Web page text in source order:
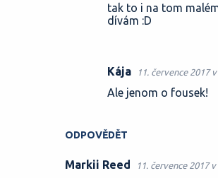
ODPOVĚDĚT
tak to i na tom
dívám :D
Kája 11. července 2017
Ale jenom o fousek!
Markii Reed 11. července 2017 v